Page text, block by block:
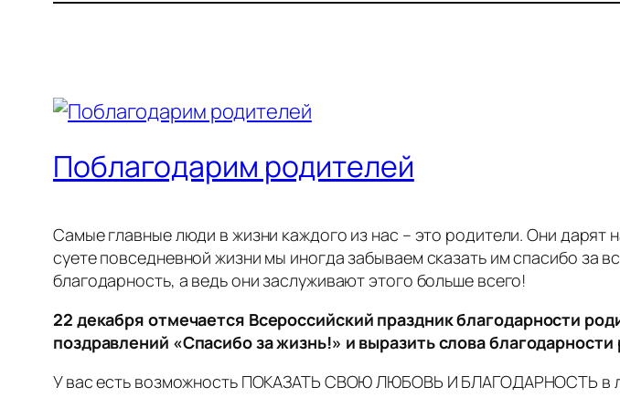
Поблагодарим родителей
Самые главные люди в жизни каждого из нас – это родители. Они дарят
суете повседневной жизни мы иногда забываем сказать им спасибо за
благодарность, а ведь они заслуживают этого больше всего!
22 декабря отмечается Всероссийский праздник благодарности
поздравлений «Спасибо за жизнь!» и выразить слова
У вас есть возможность ПОКАЗАТЬ СВОЮ ЛЮБОВЬ И БЛАГОДАРНОСТЬ в